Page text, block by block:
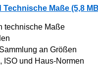
Maße (5,8
technische Maße
an Größen
ISO und Haus-Normen